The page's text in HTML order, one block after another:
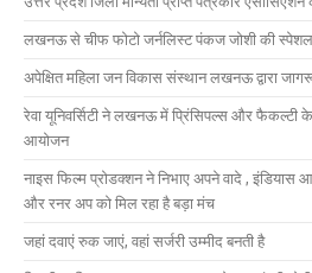
लखनऊ से चीफ फोटो जर्नलिस्ट पंकज जोशी की स्पेशल
अपेक्षित महिला जन विकास संस्थान लखनऊ द्वारा
रेवा यूनिवर्सिटी ने लखनऊ में प्रिंसिपल्स और फैकल्टी
आयोजन
नाइस फिल्म प्रोडक्शन ने निभाए अपने वादे ,
और रनर अप को मिल रहा है बड़ा मंच
जहां दवाएं रुक जाएं, वहां सर्जरी उम्मीद बनती है